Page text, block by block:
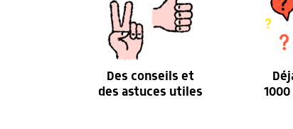
Des conseils et
des astuces utiles